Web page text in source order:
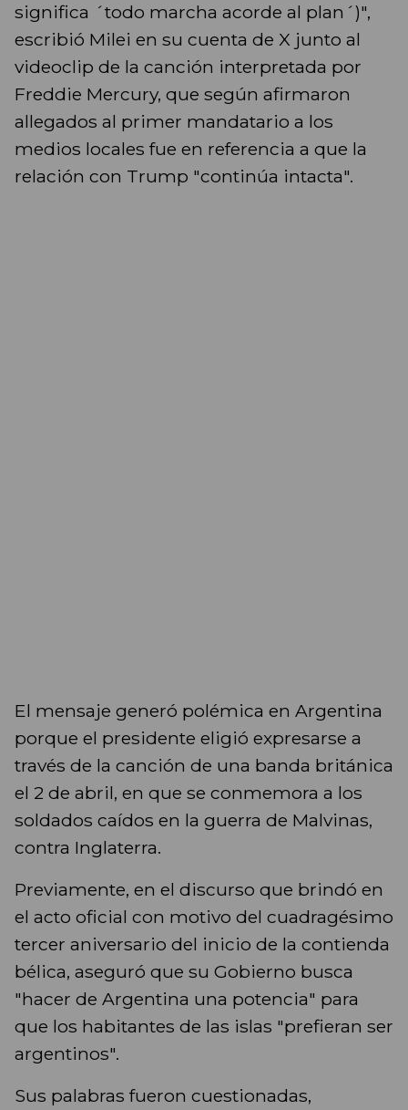
significa ´todo marcha acorde al plan´)",
escribió Milei en su cuenta de X junto al
videoclip de la canción interpretada por
Freddie Mercury, que según afirmaron
allegados al primer mandatario a los
medios locales fue en referencia a que la
relación con Trump "continúa intacta".
El mensaje generó polémica en Argentina
porque el presidente eligió expresarse a
través de la canción de una banda británica
el 2 de abril, en que se conmemora a los
soldados caídos en la guerra de Malvinas,
contra Inglaterra.
Previamente, en el discurso que brindó en
el acto oficial con motivo del cuadragésimo
tercer aniversario del inicio de la contienda
bélica, aseguró que su Gobierno busca
"hacer de Argentina una potencia" para
que los habitantes de las islas "prefieran ser
argentinos".
Sus palabras fueron cuestionadas,